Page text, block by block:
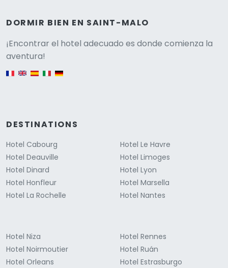
DORMIR BIEN EN SAINT-MALO
¡Encontrar el hotel adecuado es donde comienza la
aventura!
English version
DESTINATIONS
Hotel Cabourg
Hotel Deauville
Hotel Dinard
Hotel Honfleur
Hotel La Rochelle
Hotel Le Havre
Hotel Limoges
Hotel Lyon
Hotel Marsella
Hotel Nantes
Hotel Niza
Hotel Noirmoutier
Hotel Orleans
Hotel Rennes
Hotel Ruán
Hotel Estrasburgo